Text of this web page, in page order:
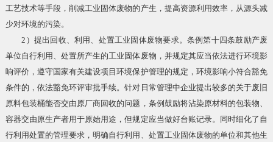
工艺技术等手段，削减工业固体废物的产生，提高资源利用效率，从源头减
少对环境的污染。
2）提出回收、利用、处置工业固体废物要求。条例第十四条鼓励产废
单位自行利用、处置所产生的工业固体废物，并规定其应当依法进行环境影
响评价，遵守国家有关建设项目环境保护管理的规定，环境影响小符合豁免
条件的，依法豁免环评审批手续。针对日常管理中企业提出较多的关于废旧
原料包装桶能否交由原厂商回收的问题，条例鼓励将沾染原材料的包装物、
容器交由原生产者用于原始用途，但规定应当做好台账记录。同时细化了自
行利用处置的管理要求，明确自行利用、处置工业固体废物的单位和其他生